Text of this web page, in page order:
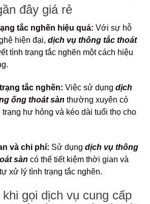
đây giá rẻ
tắc nghẽn hiệu quả: Với sự hỗ
hiện đại, dịch vụ thông tắc thoát
tình trạng tắc nghẽn một cách hiệu
tắc nghẽn: Việc sử dụng dịch
ống thoát sàn thường xuyên có
hư hỏng và kéo dài tuổi thọ cho
và chi phí: Sử dụng dịch vụ thông
sàn có thể tiết kiệm thời gian và
xử lý tình trạng tắc nghẽn.
gọi dịch vụ cung cấp